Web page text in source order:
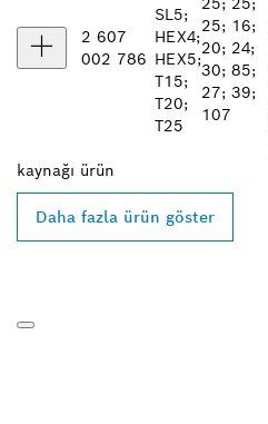
2 607
002 786
SL5;
HEX4;
HEX5;
T15;
T20;
T25
25; 16;
20; 24;
30; 85;
27; 39;
107
kaynağı ürün
Daha fazla ürün göster